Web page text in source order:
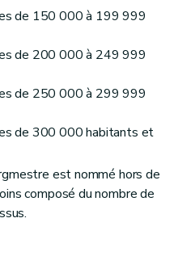
relatives au receveur régional
Dispositions générales
de 150 000 à 199 999
de 200 000 à 249 999
de 250 000 à 299 999
de 300 000 habitants et
est nommé hors de
composé du nombre de